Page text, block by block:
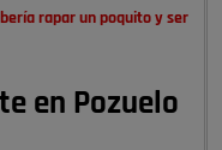
rapar un poquito y ser
en Pozuelo